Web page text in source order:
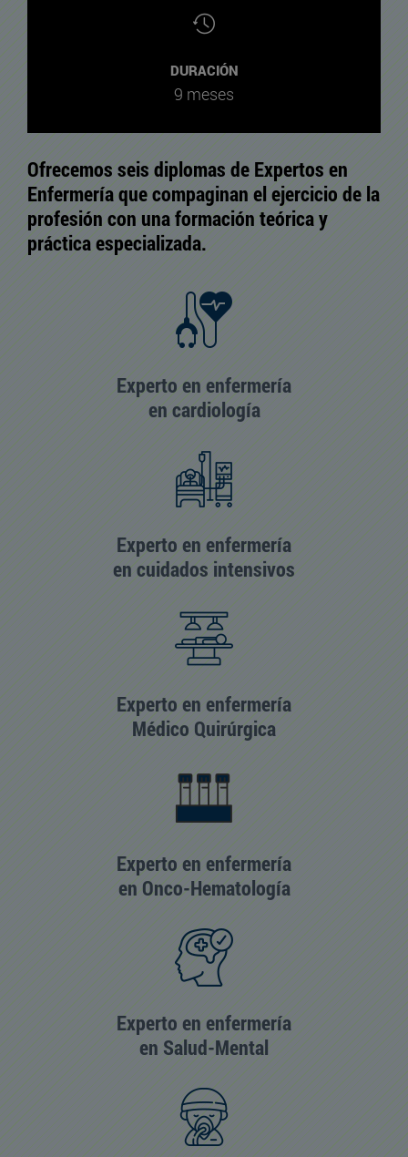
DURACIÓN
9 meses
Ofrecemos seis diplomas de Expertos en
Enfermería que compaginan el ejercicio de la
profesión con una formación teórica y
práctica especializada.
Experto en enfermería
en cardiología
Experto en enfermería
en cuidados intensivos
Experto en enfermería
Médico Quirúrgica
Experto en enfermería
en Onco-Hematología
Experto en enfermería
en Salud-Mental